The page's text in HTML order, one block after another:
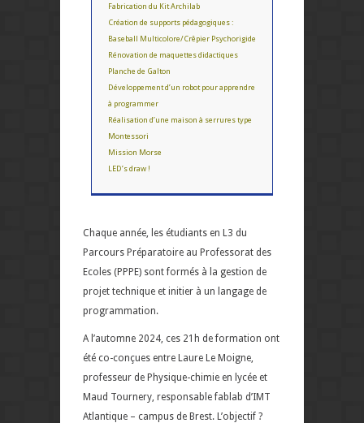
Fabrication du Kit Archilab
Création de supports pédagogiques :
Baseball Multicolore/Crêpier Psychorigide
Rénovation de maquettes didactiques
Planche de Galton
Développement d’un robot pour apprendre
à programmer
Réalisation d’une maison à serrures type
Montessori
Mission Morse
LED’s draw !
Chaque année, les étudiants en L3 du
Parcours Préparatoire au Professorat des
Ecoles (PPPE) sont formés à la gestion de
projet technique et initier à un langage de
programmation.
A l’automne 2024, ces 21h de formation ont
été co-conçues entre Laure Le Moigne,
professeur de Physique-chimie en lycée et
Maud Tournery, responsable fablab d’IMT
Atlantique – campus de Brest. L’objectif ?